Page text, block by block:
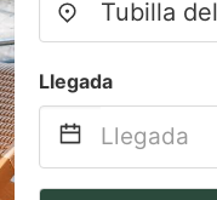
Llegada
Navigate